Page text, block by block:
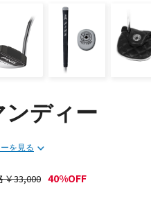
ンディー
￥33,000 40%OFF
を見る